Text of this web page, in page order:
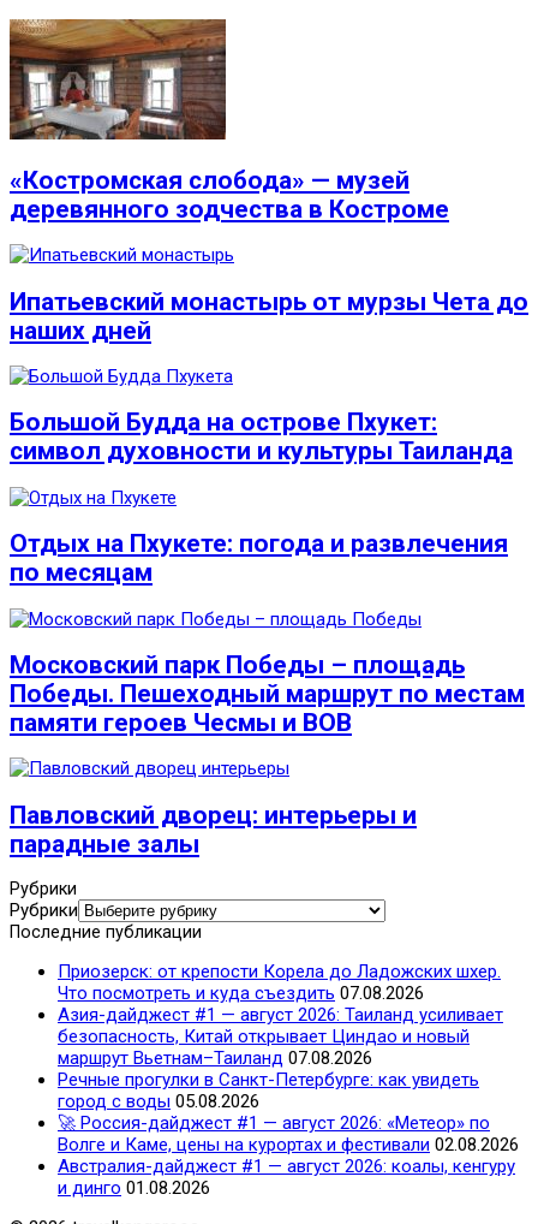
«Костромская слобода» — музей
деревянного зодчества в Костроме
Ипатьевский монастырь от мурзы Чета до
наших дней
Большой Будда на острове Пхукет:
символ духовности и культуры Таиланда
Отдых на Пхукете: погода и развлечения
по месяцам
Московский парк Победы – площадь
Победы. Пешеходный маршрут по местам
памяти героев Чесмы и ВОВ
Павловский дворец: интерьеры и
парадные залы
Рубрики
Рубрики
Последние публикации
Приозерск: от крепости Корела до Ладожских шхер.
Что посмотреть и куда съездить 07.08.2026
Азия-дайджест #1 — август 2026: Таиланд усиливает
безопасность, Китай открывает Циндао и новый
маршрут Вьетнам–Таиланд 07.08.2026
Речные прогулки в Санкт-Петербурге: как увидеть
город с воды 05.08.2026
🚀 Россия-дайджест #1 — август 2026: «Метеор» по
Волге и Каме, цены на курортах и фестивали 02.08.2026
Австралия-дайджест #1 — август 2026: коалы, кенгуру
и динго 01.08.2026